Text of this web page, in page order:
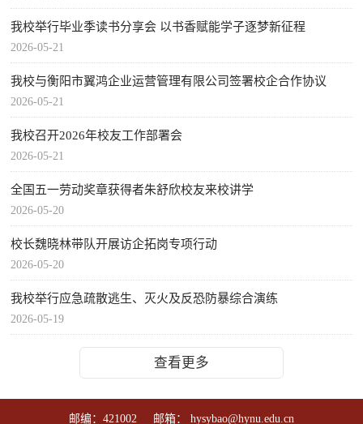
我校举行毕业季读书分享会 以书香赋能学子逐梦新征程
2026-05-21
我校与衡阳市翼鸿企业运营管理有限公司签署校企合作协议
2026-05-21
我校召开2026年校友工作部署会
2026-05-21
全国五一劳动奖章获得者朱舒欣校友来校讲学
2026-05-20
校长魏晓林带队开展访企拓岗专项行动
2026-05-20
我校举行应急疏散逃生、灭火及反恐防暴综合演练
2026-05-19
查看更多
邮编：421002 邮箱： hysybao@hynu.edu.cn